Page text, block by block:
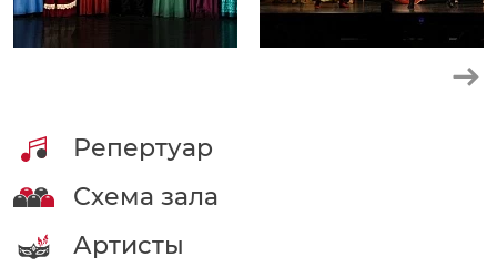
Репертуар
Схема зала
Артисты